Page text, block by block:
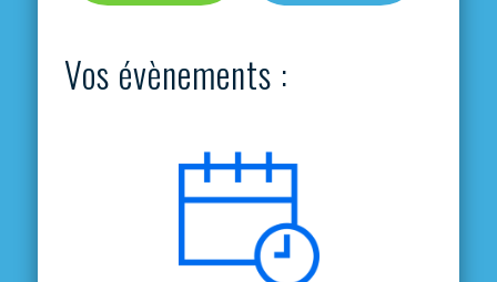
Vos évènements :